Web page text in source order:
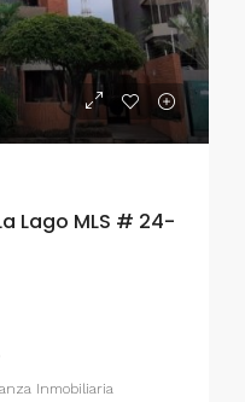
Lago MLS # 24-
Inmobiliaria